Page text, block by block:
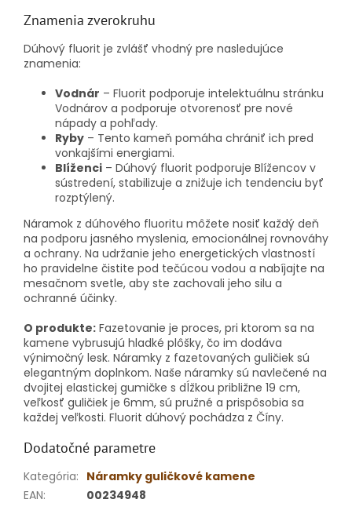
Znamenia zverokruhu
Dúhový fluorit je zvlášť vhodný pre nasledujúce
znamenia:
Vodnár – Fluorit podporuje intelektuálnu stránku
Vodnárov a podporuje otvorenosť pre nové
nápady a pohľady.
Ryby – Tento kameň pomáha chrániť ich pred
vonkajšími energiami.
Blíženci – Dúhový fluorit podporuje Blížencov v
sústredení, stabilizuje a znižuje ich tendenciu byť
rozptýlený.
Náramok z dúhového fluoritu môžete nosiť každý deň
na podporu jasného myslenia, emocionálnej rovnováhy
a ochrany. Na udržanie jeho energetických vlastností
ho pravidelne čistite pod tečúcou vodou a nabíjajte na
mesačnom svetle, aby ste zachovali jeho silu a
ochranné účinky.
O produkte: Fazetovanie je proces, pri ktorom sa na
kamene vybrusujú hladké plôšky, čo im dodáva
výnimočný lesk. Náramky z fazetovaných guličiek sú
elegantným doplnkom. Naše náramky sú navlečené na
dvojitej elastickej gumičke s dĺžkou približne 19 cm,
veľkosť guličiek je 6mm, sú pružné a prispôsobia sa
každej veľkosti. Fluorit dúhový pochádza z Číny.
Dodatočné parametre
Kategória: Náramky guličkové kamene
EAN: 00234948